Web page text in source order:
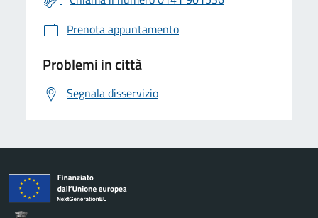
Prenota appuntamento
Problemi in città
Segnala disservizio